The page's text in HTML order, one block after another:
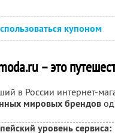
купоном
– это
в России интернет-
мировых брендов
уровень сервиса: